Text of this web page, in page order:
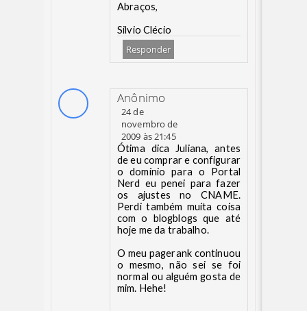
Abraços,
Silvio Clécio
Responder
Anônimo
24 de
novembro de
2009 às 21:45
Ótima dica Juliana, antes
de eu comprar e configurar
o domínio para o Portal
Nerd eu penei para fazer
os ajustes no CNAME.
Perdi também muita coisa
com o blogblogs que até
hoje me da trabalho.
O meu pagerank continuou
o mesmo, não sei se foi
normal ou alguém gosta de
mim. Hehe!